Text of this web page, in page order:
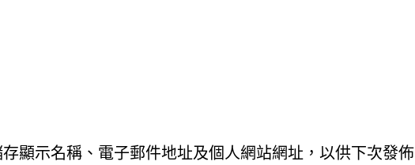
顯示名稱、電子郵件地址及個人網站網址，以供下次發佈